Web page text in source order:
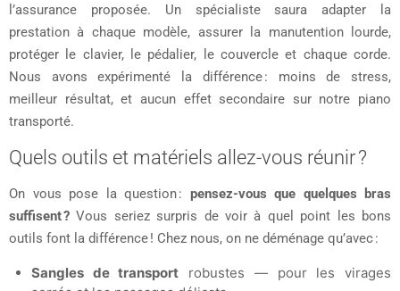
l’assurance proposée. Un spécialiste saura adapter la
prestation à chaque modèle, assurer la manutention lourde,
protéger le clavier, le pédalier, le couvercle et chaque corde.
Nous avons expérimenté la différence : moins de stress,
meilleur résultat, et aucun effet secondaire sur notre piano
transporté.
Quels outils et matériels allez-vous réunir ?
On vous pose la question : pensez-vous que quelques bras
suffisent ? Vous seriez surpris de voir à quel point les bons
outils font la différence ! Chez nous, on ne déménage qu’avec :
Sangles de transport robustes — pour les virages